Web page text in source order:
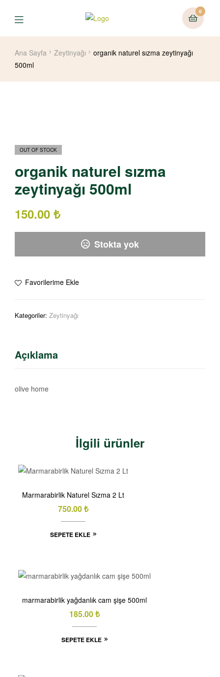
0
Ana Sayfa Zeytinyağı
organik naturel sızma zeytinyağı
500ml
OUT OF STOCK
organik naturel sızma
zeytinyağı 500ml
150.00 ₺
Stokta yok
Favorilerime Ekle
Kategoriler: Zeytinyağı
Açıklama
olive home
İlgili ürünler
Marmarabirlik Naturel Sızma 2 Lt
750.00₺
SEPETE EKLE
marmarabirlik yağdanlık cam şişe 500ml
185.00₺
SEPETE EKLE